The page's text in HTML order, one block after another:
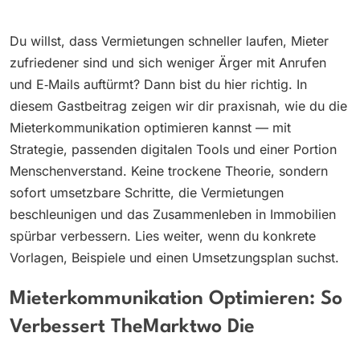
Du willst, dass Vermietungen schneller laufen, Mieter
zufriedener sind und sich weniger Ärger mit Anrufen
und E‑Mails auftürmt? Dann bist du hier richtig. In
diesem Gastbeitrag zeigen wir dir praxisnah, wie du die
Mieterkommunikation optimieren kannst — mit
Strategie, passenden digitalen Tools und einer Portion
Menschenverstand. Keine trockene Theorie, sondern
sofort umsetzbare Schritte, die Vermietungen
beschleunigen und das Zusammenleben in Immobilien
spürbar verbessern. Lies weiter, wenn du konkrete
Vorlagen, Beispiele und einen Umsetzungsplan suchst.
Mieterkommunikation Optimieren: So
Verbessert TheMarktwo Die